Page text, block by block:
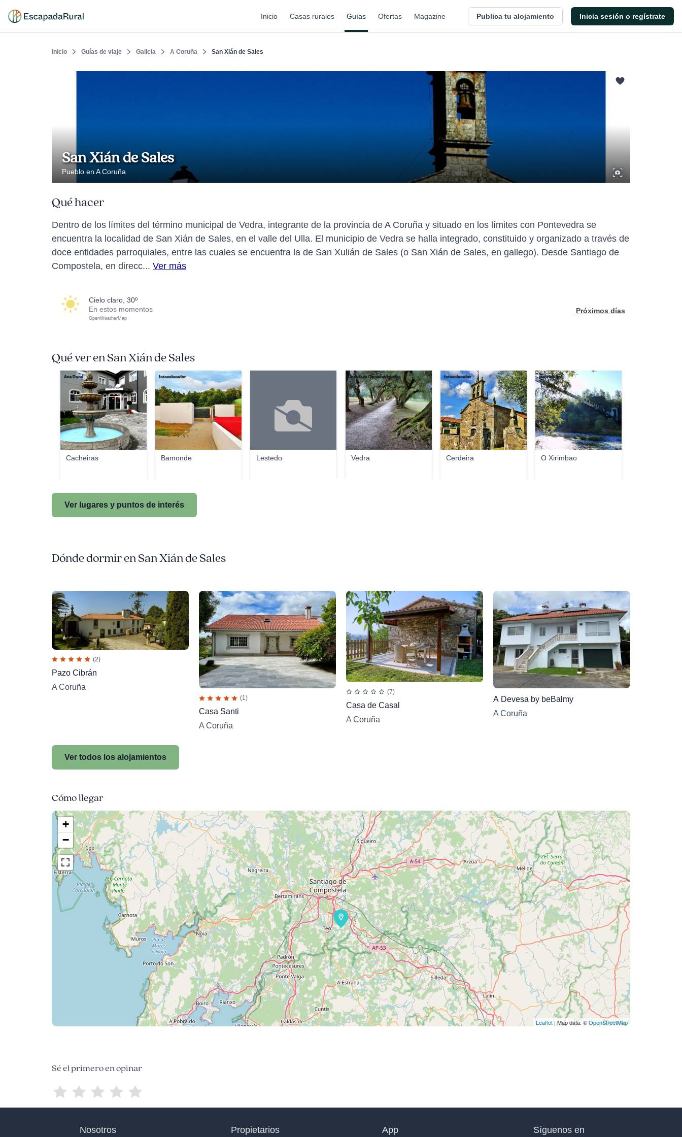
Inicio Casas rurales Guías Ofertas Magazine Publica tu alojamiento Inicia sesión o regístrate
Inicio Guías de viaje Galicia A Coruña San Xián de Sales
San Xián de Sales
Pueblo en A Coruña
Qué hacer
Dentro de los límites del término municipal de Vedra, integrante de la provincia de A Coruña y situado en los límites con Pontevedra se
encuentra la localidad de San Xián de Sales, en el valle del Ulla. El municipio de Vedra se halla integrado, constituido y organizado a través de
doce entidades parroquiales, entre las cuales se encuentra la de San Xulián de Sales (o San Xián de Sales, en gallego). Desde Santiago de
Compostela, en direcc... Ver más
cielo claro, 30º
En estos momentos
OpenWeatherMap
Próximos días
Qué ver en San Xián de Sales
Cacheiras
Ana Docal
Bamonde
fotocolocador
Lestedo Vedra
Jose Luis Cernadas Iglesias
Cerdeira
fotocolocador
O Xirimbao
juantiagues
Ver lugares y puntos de interés
Dónde dormir en San Xián de Sales
(2)
Pazo Cibrán
A Coruña
(1)
Casa Santi
A Coruña
(7)
Casa de Casal
A Coruña
A Devesa by beBalmy
A Coruña
Ver todos los alojamientos
Cómo llegar
+
−
Leaflet | Map data: ©OpenStreetMap
Sé el primero en opinar
Nosotros Propietarios App Síguenos en